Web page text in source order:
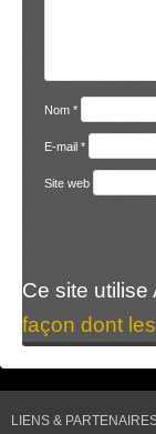
Nom *
E-mail *
Site web
Ce site
façon dont
LIENS &